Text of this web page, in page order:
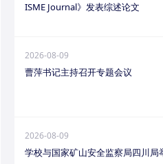
ISME Journal》发表综述论文
2026-08-09
曹萍书记主持召开专题会议
2026-08-09
学校与国家矿山安全监察局四川局